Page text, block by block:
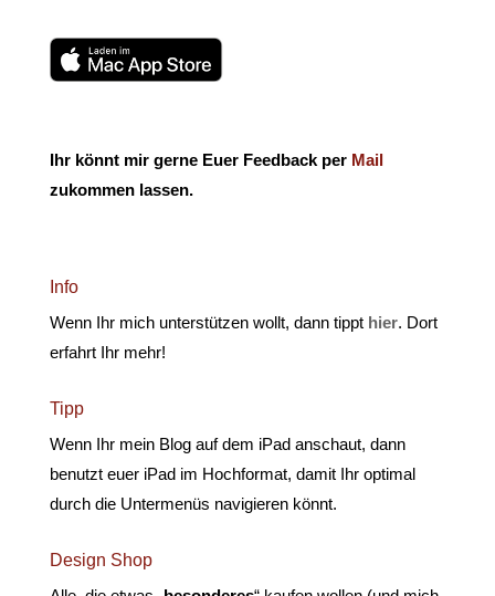
Ihr könnt mir gerne Euer Feedback per Mail
zukommen lassen.
Info
Wenn Ihr mich unterstützen wollt, dann tippt hier. Dort
erfahrt Ihr mehr!
Tipp
Wenn Ihr mein Blog auf dem iPad anschaut, dann
benutzt euer iPad im Hochformat, damit Ihr optimal
durch die Untermenüs navigieren könnt.
Design Shop